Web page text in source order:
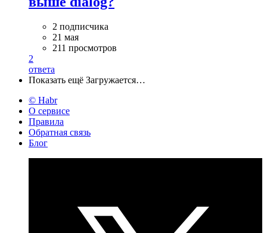
2 подписчика
21 мая
211 просмотров
2
ответа
Показать ещё Загружается…
© Habr
О сервисе
Правила
Обратная связь
Блог